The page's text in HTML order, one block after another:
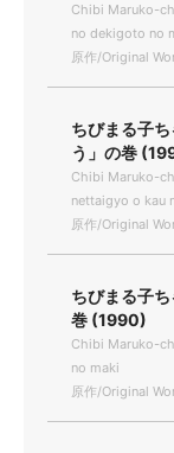
Chibi Maruko-
no dekigoto no
原作/Original
ちびまる子
う」の巻
Chibi Maruko-
nettaigyo o kau
原作/Original
ちびまる子
巻 (1990)
Chibi Maruko-
no maki
原作/Original